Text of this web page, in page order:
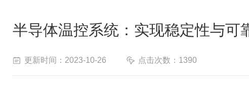
半导体温控系统：实现稳定性与可
更新时间：2023-10-26 点击次数：1390